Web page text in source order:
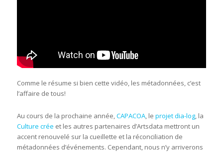
Comme le résume si bien cette vidéo, les métadonnées, c’est
l’affaire de tous!
Au cours de la prochaine année,CAPACOA, le projet dia-log, la
Culture crée et les autres partenaires d’Artsdata mettront un
accent renouvelé sur la cueillette et la réconciliation de
métadonnées d’événements. Cependant, nous n’y arriverons